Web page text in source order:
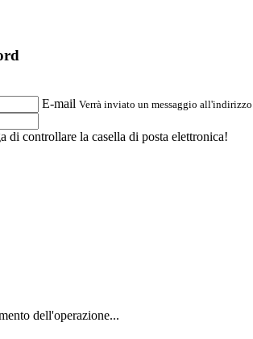
E-mail Verrà inviato un messaggio
di controllare la casella di posta elettronica!
dell'operazione...